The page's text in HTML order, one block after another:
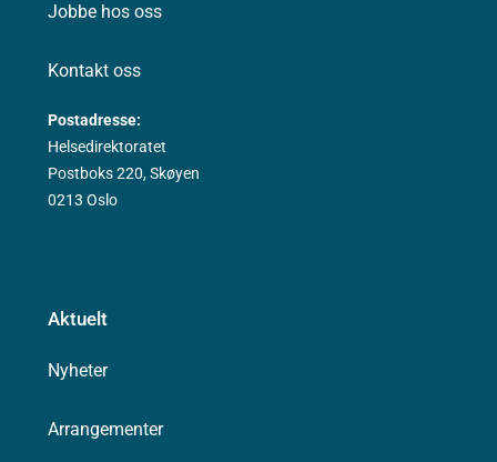
Jobbe hos oss
Kontakt oss
Postadresse:
Helsedirektoratet
Postboks 220, Skøyen
0213 Oslo
Aktuelt
Nyheter
Arrangementer